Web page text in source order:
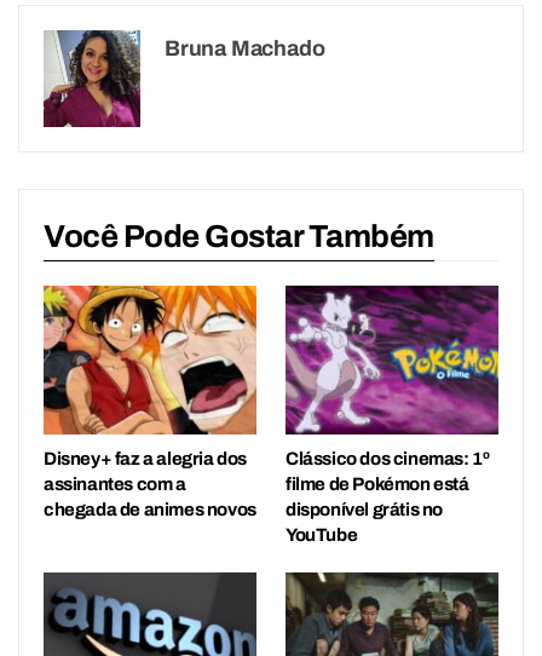
Bruna Machado
Você Pode Gostar Também
Disney+ faz a alegria dos
assinantes com a
chegada de animes novos
Clássico dos cinemas: 1º
filme de Pokémon está
disponível grátis no
YouTube